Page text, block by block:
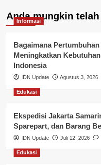
Kepegawaian & ASN
Kesehatan
Keuangan
Lalu Lintas
Layanan Publik
Nasional
Pemerintahan
Anda mungkin
Informasi
Bagaimana
Meningkatkan
Indonesia
IDN Update Agustus 3, 2026
Edukasi
Ekspedisi Jakarta
Sparepart, dan Barang
IDN Update Juli 12, 2026
Edukasi